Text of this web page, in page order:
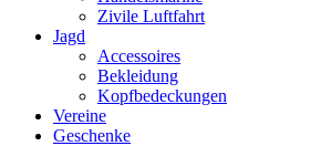
Zivile Luftfahrt
Jagd
Accessoires
Bekleidung
Kopfbedeckungen
Vereine
Geschenke